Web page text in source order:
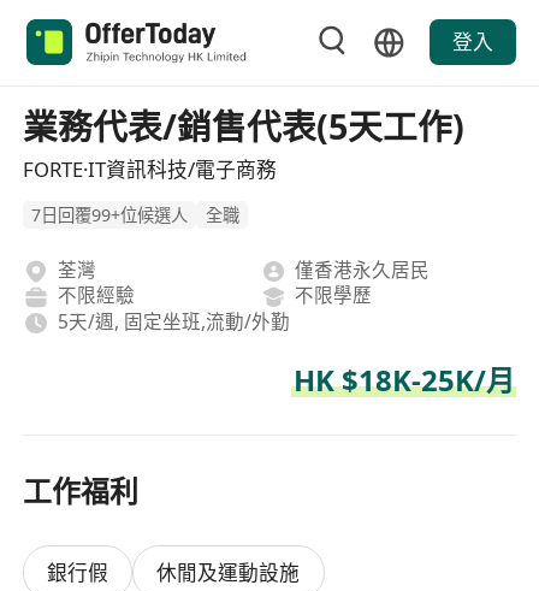
登入
業務代表/銷售代表(5天工作)
FORTE·IT資訊科技/電子商務
7日回覆99+位候選人 全職
荃灣
僅香港永久居民
不限經驗
不限學歷
5天/週, 固定坐班,流動/外勤
HK $18K-25K/月
工作福利
銀行假 休閒及運動設施